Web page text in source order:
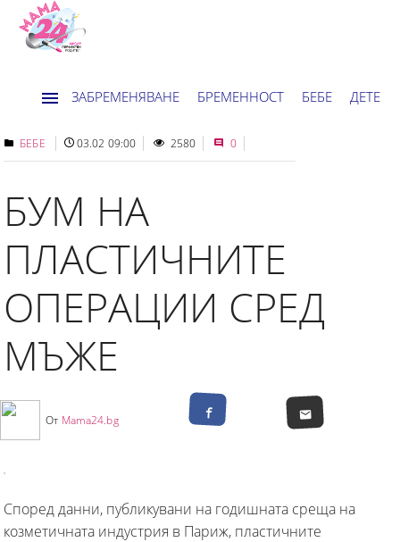
ЗАБРЕМЕНЯВАНЕ БРЕМЕННОСТ БЕБЕ ДЕТЕ
ДОМ НОВИНИ ХОРОСКОП
БЕБЕ 03.02 09:00 2580 0
БУМ НА
ПЛАСТИЧНИТЕ
ОПЕРАЦИИ СРЕД
МЪЖЕ
От Mama24.bg
Според данни, публикувани на годишната среща на
козметичната индустрия в Париж, пластичните